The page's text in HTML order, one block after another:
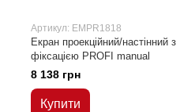
Артикул: EMPR1818
Екран проекційний/настінний з
фіксацією PROFI manual
8 138 грн
Купити